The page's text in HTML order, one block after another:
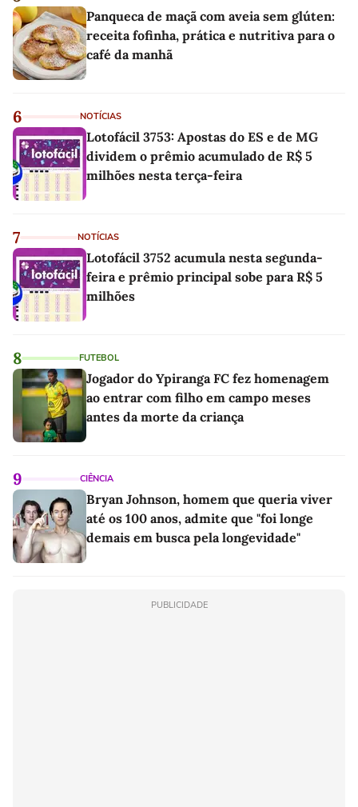
Panqueca de maçã com aveia sem glúten:
receita fofinha, prática e nutritiva para o
café da manhã
6 NOTÍCIAS
Lotofácil 3753: Apostas do ES e de MG
dividem o prêmio acumulado de R$ 5
milhões nesta terça-feira
7 NOTÍCIAS
Lotofácil 3752 acumula nesta segunda-
feira e prêmio principal sobe para R$ 5
milhões
8 FUTEBOL
Jogador do Ypiranga FC fez homenagem
ao entrar com filho em campo meses
antes da morte da criança
9 CIÊNCIA
Bryan Johnson, homem que queria viver
até os 100 anos, admite que "foi longe
demais em busca pela longevidade"
PUBLICIDADE